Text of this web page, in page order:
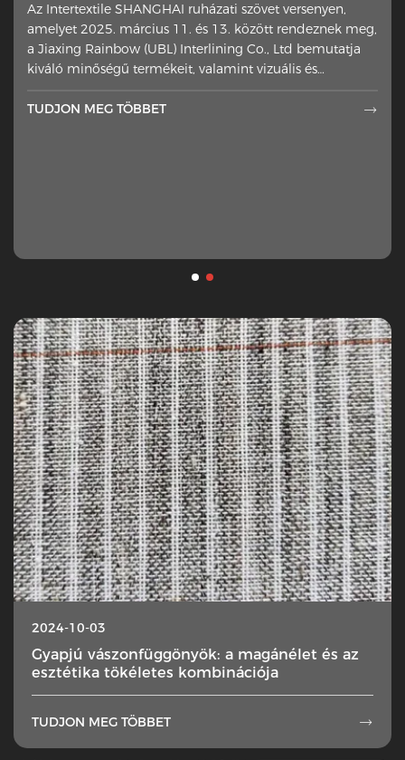
tervezők, otthoni varrósok és iparági kommentátorok
körében. Az extra anyagréteg, amit a külső anyagok rossz
oldalára helyeztek
Az Intertextile SHANGHAI ruházati szövet versenyen,
amelyet 2025. március 11. és 13. között rendeznek meg,
a Jiaxing Rainbow (UBL) Interlining Co., Ltd bemutatja
kiváló minőségű termékeit, valamint vizuális és
TUDJON MEG TÖBBET

2024-10-03
Gyapjú vászonfüggönyök: a magánélet és az
esztétika tökéletes kombinációja
TUDJON MEG TÖBBET 